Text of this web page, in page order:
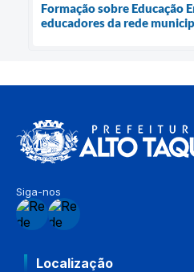
Formação sobre Educação
educadores da rede
Siga-nos
Localização